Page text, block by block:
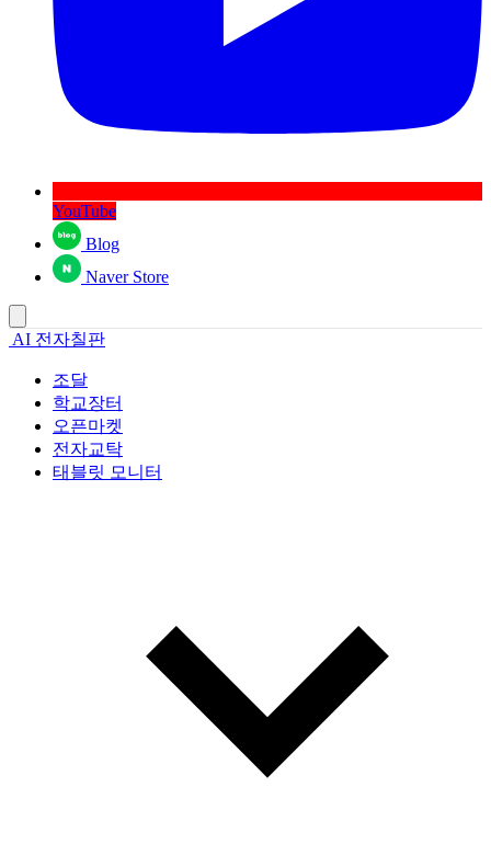
YouTube
Blog
Naver Store
AI 전자칠판
조달
학교장터
오픈마켓
전자교탁
태블릿 모니터